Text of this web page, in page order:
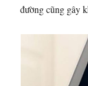
đường cũng gây